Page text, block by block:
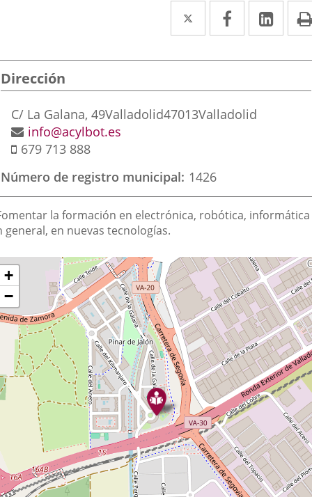
Twitter
Enlace
a
una
externa.
Facebook
Enlace
a
una
externa.
a
una
Dirección
Dirección
postal
C/ La Galana, 49Valladolid47013Valladolid
Dirección
de
electrónico
info@acylbot.es
Móvil
679 713 888
Número de registro municipal 1426
la formación en electrónica, robótica, informática
general, en nuevas tecnologías.
+
−